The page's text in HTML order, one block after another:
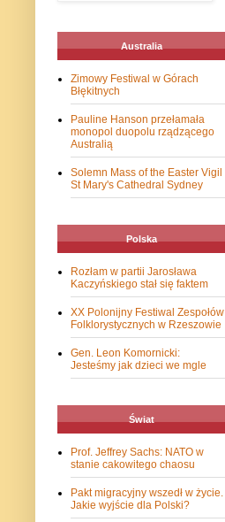
Australia
Zimowy Festiwal w Górach
Błękitnych
Pauline Hanson przełamała
monopol duopolu rządzącego
Australią
Solemn Mass of the Easter Vigil
St Mary's Cathedral Sydney
Polska
Rozłam w partii Jarosława
Kaczyńskiego stał się faktem
XX Polonijny Festiwal Zespołów
Folklorystycznych w Rzeszowie
Gen. Leon Komornicki:
Jesteśmy jak dzieci we mgle
Świat
Prof. Jeffrey Sachs: NATO w
stanie cakowitego chaosu
Pakt migracyjny wszedł w życie.
Jakie wyjście dla Polski?